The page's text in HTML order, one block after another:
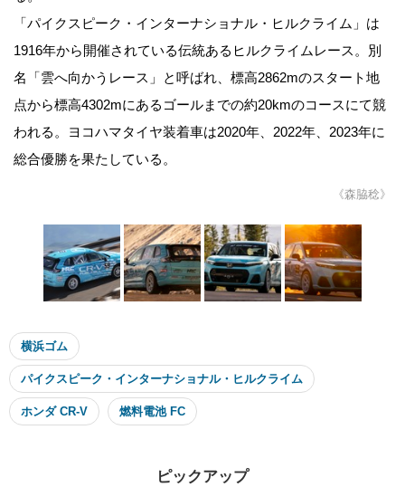
「パイクスピーク・インターナショナル・ヒルクライム」は
1916年から開催されている伝統あるヒルクライムレース。別
名「雲へ向かうレース」と呼ばれ、標高2862mのスタート地
点から標高4302mにあるゴールまでの約20kmのコースにて競
われる。ヨコハマタイヤ装着車は2020年、2022年、2023年に
総合優勝を果たしている。
《森脇稔》
横浜ゴム
パイクスピーク・インターナショナル・ヒルクライム
ホンダ CR-V 燃料電池 FC
ピックアップ